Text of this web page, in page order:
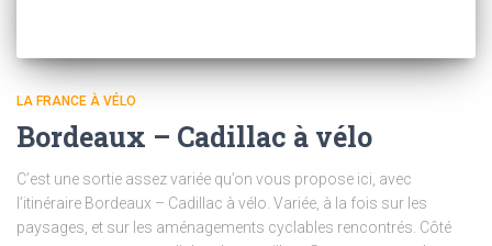
LA FRANCE À VÉLO
Bordeaux – Cadillac à vélo
C’est une sortie assez variée qu’on vous propose ici, avec
l’itinéraire Bordeaux – Cadillac à vélo. Variée, à la fois sur les
paysages, et sur les aménagements cyclables rencontrés. Côté